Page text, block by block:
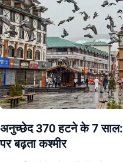
अनुच्छेद 370 हटने के 7
पर बढ़ता कश्मीर